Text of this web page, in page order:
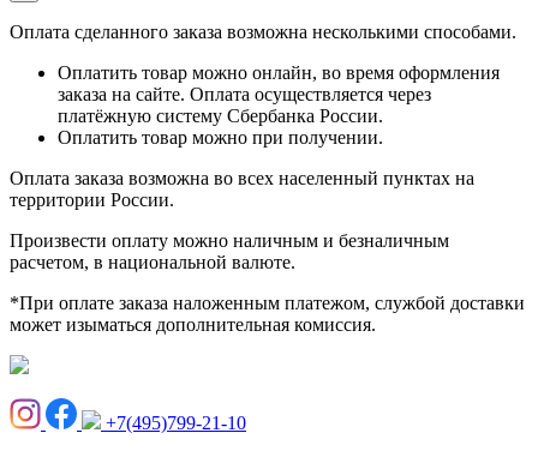
Оплата сделанного заказа возможна несколькими способами.
Оплатить товар можно онлайн, во время оформления
заказа на сайте. Оплата осуществляется через
платёжную систему Сбербанка России.
Оплатить товар можно при получении.
Оплата заказа возможна во всех населенный пунктах на
территории России.
Произвести оплату можно наличным и безналичным
расчетом, в национальной валюте.
*При оплате заказа наложенным платежом, службой доставки
может изыматься дополнительная комиссия.
+7(495)799-21-10